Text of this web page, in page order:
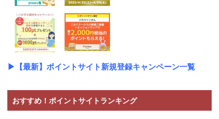
▶ 【最新】ポイントサイト新規登録キャンペーン一覧
おすすめ！ポイントサイトランキング